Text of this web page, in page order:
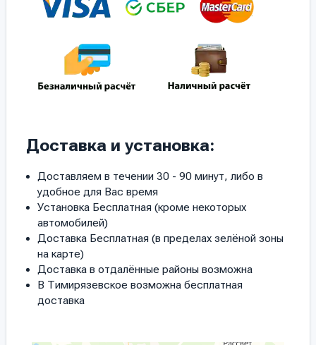
Доставка и установка:
Доставляем в течении 30 - 90 минут, либо в
удобное для Вас время
Установка Бесплатная (кроме некоторых
автомобилей)
Доставка Бесплатная (в пределах зелёной зоны
на карте)
Доставка в отдалённые районы возможна
В Тимирязевское возможна бесплатная
доставка